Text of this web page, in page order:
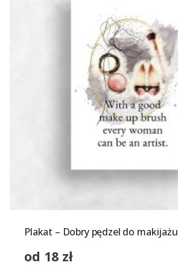
Plakat – Dobry pędzel do makijażu
od 18 zł